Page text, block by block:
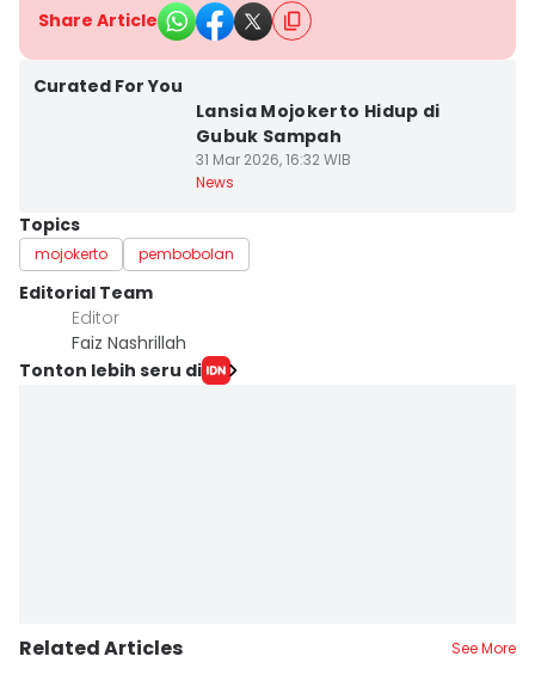
Share Article
Curated For You
Lansia Mojokerto Hidup di
Gubuk Sampah
31 Mar 2026, 16:32 WIB
News
Topics
mojokerto pembobolan
Editorial Team
Editor
Faiz Nashrillah
Tonton lebih seru di
Related Articles See More